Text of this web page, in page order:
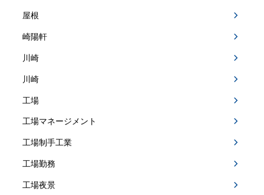
屋根
崎陽軒
川崎
川崎
工場
工場マネージメント
工場制手工業
工場勤務
工場夜景